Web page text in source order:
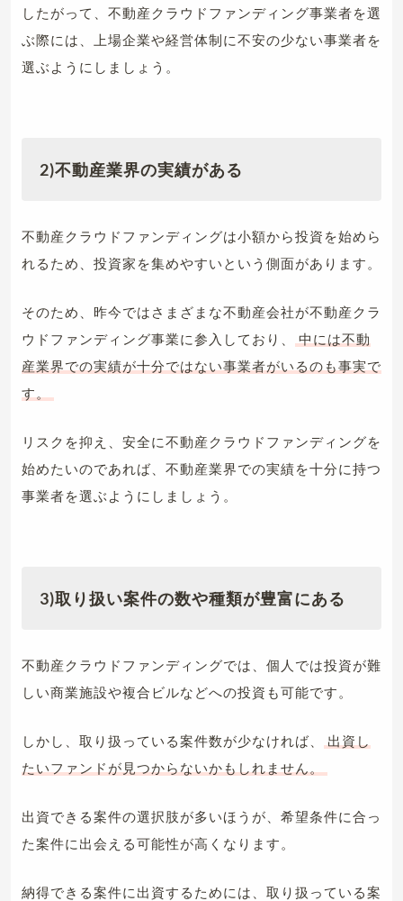
したがって、不動産クラウドファンディング事業者を選
ぶ際には、上場企業や経営体制に不安の少ない事業者を
選ぶようにしましょう。
2)不動産業界の実績がある
不動産クラウドファンディングは小額から投資を始めら
れるため、投資家を集めやすいという側面があります。
そのため、昨今ではさまざまな不動産会社が不動産クラ
ウドファンディング事業に参入しており、
中には不動
産業界での実績が十分ではない事業者がいるのも事実で
す。
リスクを抑え、安全に不動産クラウドファンディングを
始めたいのであれば、不動産業界での実績を十分に持つ
事業者を選ぶようにしましょう。
3)取り扱い案件の数や種類が豊富にある
不動産クラウドファンディングでは、個人では投資が難
しい商業施設や複合ビルなどへの投資も可能です。
しかし、取り扱っている案件数が少なければ、
出資し
たいファンドが見つからないかもしれません。
出資できる案件の選択肢が多いほうが、希望条件に合っ
た案件に出会える可能性が高くなります。
納得できる案件に出資するためには、取り扱っている案